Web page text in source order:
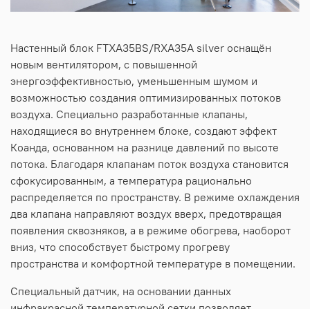
Настенный блок FTXA35BS/RXA35A silver оснащён
новым вентилятором, с повышенной
энергоэффективностью, уменьшенным шумом и
возможностью создания оптимизированных потоков
воздуха. Специально разработанные клапаны,
находящиеся во внутреннем блоке, создают эффект
Коанда, основанном на разнице давлений по высоте
потока. Благодаря клапанам поток воздуха становится
сфокусированным, а температура рационально
распределяется по пространству. В режиме охлаждения
два клапана направляют воздух вверх, предотвращая
появления сквозняков, а в режиме обогрева, наоборот
вниз, что способствует быстрому прогреву
пространства и комфортной температуре в помещении.
Специальный датчик, на основании данных